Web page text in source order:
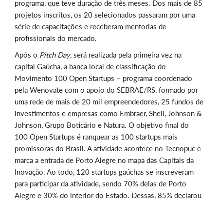
programa, que teve duração de três meses. Dos mais de 85
projetos inscritos, os 20 selecionados passaram por uma
série de capacitações e receberam mentorias de
profissionais do mercado.
Após o Pitch Day, será realizada pela primeira vez na
capital Gaúcha, a banca local de classificação do
Movimento 100 Open Startups – programa coordenado
pela Wenovate com o apoio do SEBRAE/RS, formado por
uma rede de mais de 20 mil empreendedores, 25 fundos de
investimentos e empresas como Embraer, Shell, Johnson &
Johnson, Grupo Boticário e Natura. O objetivo final do
100 Open Startups é ranquear as 100 startups mais
promissoras do Brasil. A atividade acontece no Tecnopuc e
marca a entrada de Porto Alegre no mapa das Capitais da
Inovação. Ao todo, 120 startups gaúchas se inscreveram
para participar da atividade, sendo 70% delas de Porto
Alegre e 30% do interior do Estado. Dessas, 85% declarou